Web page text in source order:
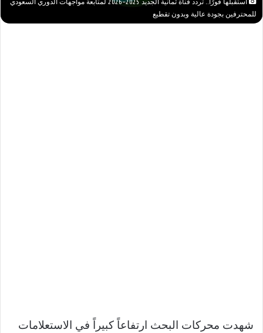
استقبلها فورًا.. تردد قناة ثمانية الجديد 2025–2026 لمتابعة مواجهات الدوري السعودي
للمحترفين بجودة عالية وبدون تقطيع
شهدت محركات البحث ارتفاعاً كبيراً في الاستعلامات